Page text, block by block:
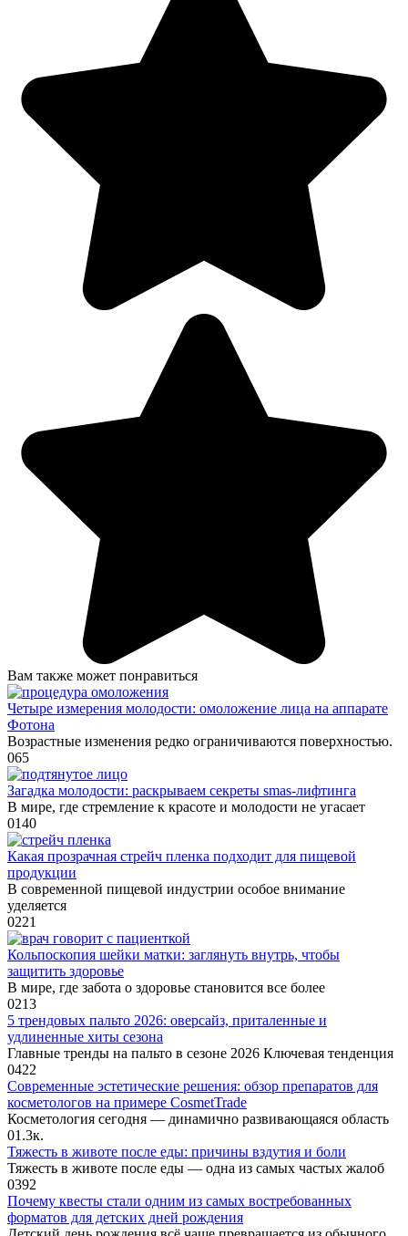
Вам также может понравиться
Четыре измерения молодости: омоложение лица на аппарате
Фотона
Возрастные изменения редко ограничиваются поверхностью.
065
Загадка молодости: раскрываем секреты smas-лифтинга
В мире, где стремление к красоте и молодости не угасает
0140
Какая прозрачная стрейч пленка подходит для пищевой
продукции
В современной пищевой индустрии особое внимание
уделяется
0221
Кольпоскопия шейки матки: заглянуть внутрь, чтобы
защитить здоровье
В мире, где забота о здоровье становится все более
0213
5 трендовых пальто 2026: оверсайз, приталенные и
удлиненные хиты сезона
Главные тренды на пальто в сезоне 2026 Ключевая тенденция
0422
Современные эстетические решения: обзор препаратов для
косметологов на примере CosmetTrade
Косметология сегодня — динамично развивающаяся область
01.3к.
Тяжесть в животе после еды: причины вздутия и боли
Тяжесть в животе после еды — одна из самых частых жалоб
0392
Почему квесты стали одним из самых востребованных
форматов для детских дней рождения